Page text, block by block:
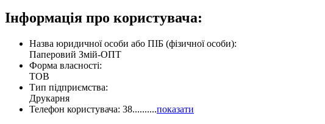
Інформація про користувача:
Назва юридичної особи або ПІБ (фізичної особи):
Паперовий Змій-ОПТ
Форма власності:
ТОВ
Тип підприємства:
Друкарня
Телефон користувача: 38..........показати